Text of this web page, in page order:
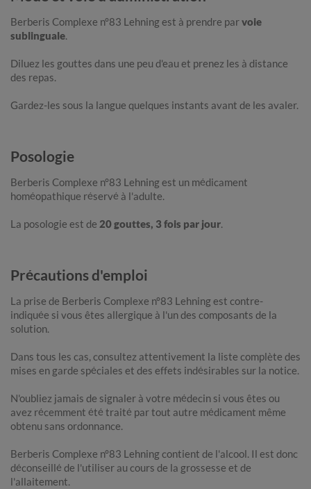
Berberis Complexe n°83 Lehning est à prendre parvoie
sublinguale.
Diluez les gouttes dans une peu d'eau et prenez les à distance
des repas.
Gardez-les sous la langue quelques instants avant de les avaler.
Posologie
Berberis Complexe n°83 Lehning est un médicament
homéopathique réservé à l'adulte.
La posologie est de 20 gouttes, 3 fois par jour.
Précautions d'emploi
La prise de Berberis Complexe n°83 Lehning est contre-
indiquée si vous êtes allergique à l'un des composants de la
solution.
Dans tous les cas, consultez attentivement la liste complète des
mises en garde spéciales et des effets indésirables sur la notice.
N'oubliez jamais de signaler à votre médecin si vous êtes ou
avez récemment été traité par tout autre médicament même
obtenu sans ordonnance.
Berberis Complexe n°83 Lehning contient de l'alcool. Il est donc
déconseillé de l'utiliser au cours de la grossesse et de
l'allaitement.